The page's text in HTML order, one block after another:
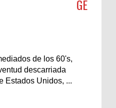
GE
de los 60's,
descarriada
Estados Unidos, ...